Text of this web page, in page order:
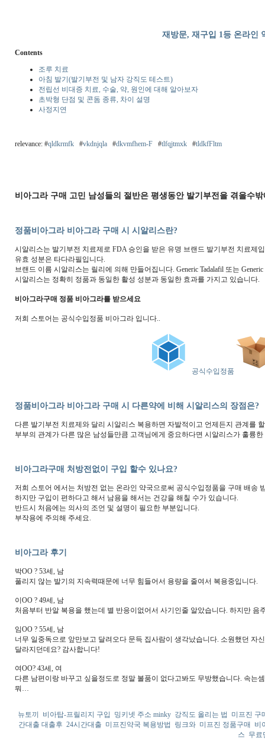
재방문, 재구입 1등 온라인
Contents
조루 치료
아침 발기(발기부전 및 남자 강직도 테스트)
전립선 비대증 치료, 수술, 약, 원인에 대해 알아보자
초박형 단점 및 콘돔 종류, 차이 설명
사정지연
relevance: #qldkrmfk #vkdnjqla #dkvmfhem-F #tlfqjtmxk #tldkfFltm
비아그라 구매 고민 남성들의 절반은 평생동안 발기부전을 겪을수
정품비아그라 비아그라 구매 시 시알리스란?
시알리스는 발기부전 치료제로 FDA 승인을 받은 유명 브랜드 발기부전 치료제
유효 성분은 타다라필입니다.
브랜드 이름 시알리스는 릴리에 의해 만들어집니다. Generic Tadalafil 또는
시알리스는 정확히 정품과 동일한 활성 성분과 동일한 효과를 가지고 있습니다.
비아그라구매 정품 비아그라를 받으세요
저희 스토어는 공식수입정품 비아그라 입니다..
공식수입정품
정품비아그라 비아그라 구매 시 다른약에 비해 시알리스의 장점은?
다른 발기부전 치료제와 달리 시알리스 복용하면 자발적이고 언제든지 관계를
부부의 관계가 다른 많은 남성들만큼 고객님에게 중요하다면 시알리스가 훌륭
비아그라구매 처방전없이 구입 할수 있나요?
저희 스토어 에서는 처방전 없는 온라인 약국으로써 공식수입정품을 구매 배송
하지만 구입이 편하다고 해서 남용을 해서는 건강을 해칠 수가 있습니다.
반드시 처음에는 의사의 조언 및 설명이 필요한 부분입니다.
부작용에 주의해 주세요.
비아그라 후기
박OO ? 53세, 남
풀리지 않는 발기의 지속력때문에 너무 힘들어서 용량을 줄여서 복용중입니다.
이OO ? 49세, 남
처음부터 반알 복용을 했는데 별 반응이없어서 사기인줄 알았습니다. 하지만
임OO ? 55세, 남
너무 일중독으로 앞만보고 달려오다 문득 집사람이 생각났습니다. 소원했던 자
달라지던데요? 감사합니다!
여OO? 43세, 여
다른 남편이랑 바꾸고 싶을정도로 정말 볼품이 없다고봐도 무방했습니다. 속
뭐…
뉴토끼 비아탑-프릴리지 구입 밍키넷 주소 minky 강직도 올리는 법
미프진 구
간대출 대출후 24시간대출 미프진약국 복용방법 링크와 미프진 정품구매
비
스 무료